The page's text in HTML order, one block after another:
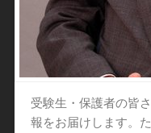
受験生・保護者の皆
報をお届けします。